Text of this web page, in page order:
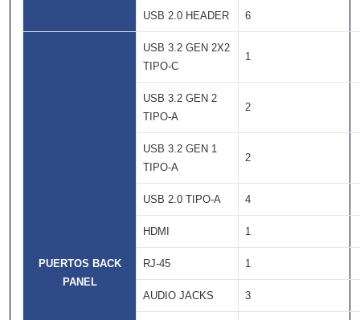
USB 2.0 HEADER 6
PUERTOS BACK
PANEL
USB 3.2 GEN 2X2
TIPO-C
1
USB 3.2 GEN 2
TIPO-A
2
USB 3.2 GEN 1
TIPO-A
2
USB 2.0 TIPO-A 4
HDMI 1
RJ-45 1
AUDIO JACKS 3